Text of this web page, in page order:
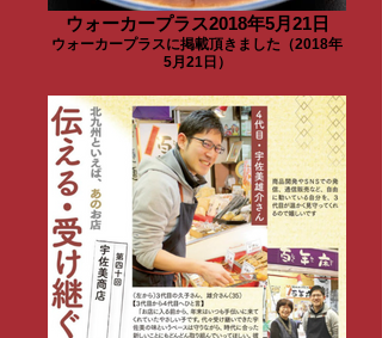
ウォーカープラス2018年5月21日
ウォーカープラスに掲載頂きました（2018年
5月21日）